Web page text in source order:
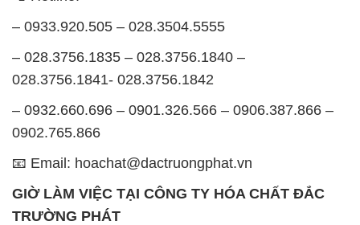
– 0933.920.505 – 028.3504.5555
– 028.3756.1835 – 028.3756.1840 –
028.3756.1841- 028.3756.1842
– 0932.660.696 – 0901.326.566 – 0906.387.866 –
0902.765.866
📧 Email: hoachat@dactruongphat.vn
GIỜ LÀM VIỆC TẠI CÔNG TY HÓA CHẤT ĐẮC
TRƯỜNG PHÁT